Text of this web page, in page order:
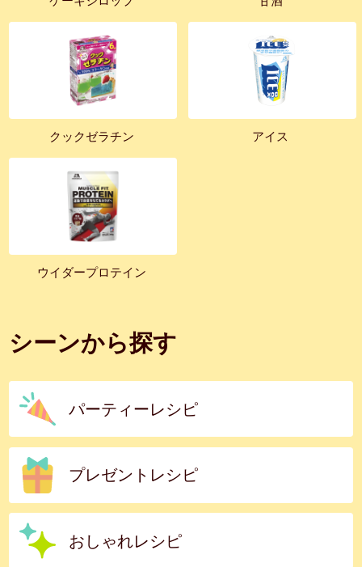
クックゼラチン アイス
ウイダープロテイン
シーンから探す
パーティーレシピ
プレゼントレシピ
おしゃれレシピ